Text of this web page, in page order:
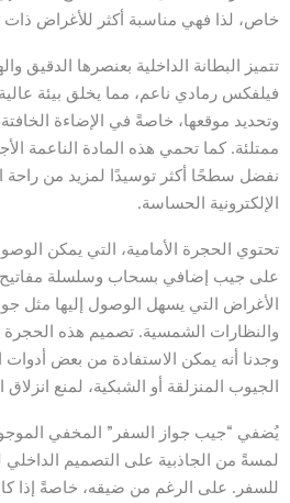
خاص، لذا فهي مناسبة أكثر للأغراض
تتميز البطانة الداخلية بعنصرها
فيلفكس رمادي ناعم، مما يخلق بيئة
وتحديد موقعها، خاصةً في الإضاءة
ممتلئة. كما تحمي هذه المادة الناعمة
نفضل سطحًا أكثر توسيدًا لمزيد من راحة
الإلكترونية الحساسة.
تحتوي الحجرة الأمامية، التي يمكن
على جيب إضافي بسحاب وسلسلة مفاتيح
الأغراض التي يسهل الوصول إليها مثل
والنظارات الشمسية. تصميم هذه الحجرة
وجدنا أنه يمكن الاستفادة من بعض أدوات
الجيوب المنزلقة أو الشبكية، لمنع
يُضفي “جيب جواز السفر” المخفي
لمسةً من الجاذبية على التصميم الداخلي
للسفر. على الرغم من ضيقه، خاصةً إذا